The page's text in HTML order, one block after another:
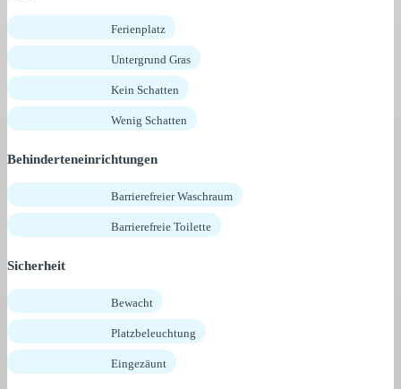
Ferienplatz
Untergrund Gras
Kein Schatten
Wenig Schatten
Behinderteneinrichtungen
Barrierefreier Waschraum
Barrierefreie Toilette
Sicherheit
Bewacht
Platzbeleuchtung
Eingezäunt